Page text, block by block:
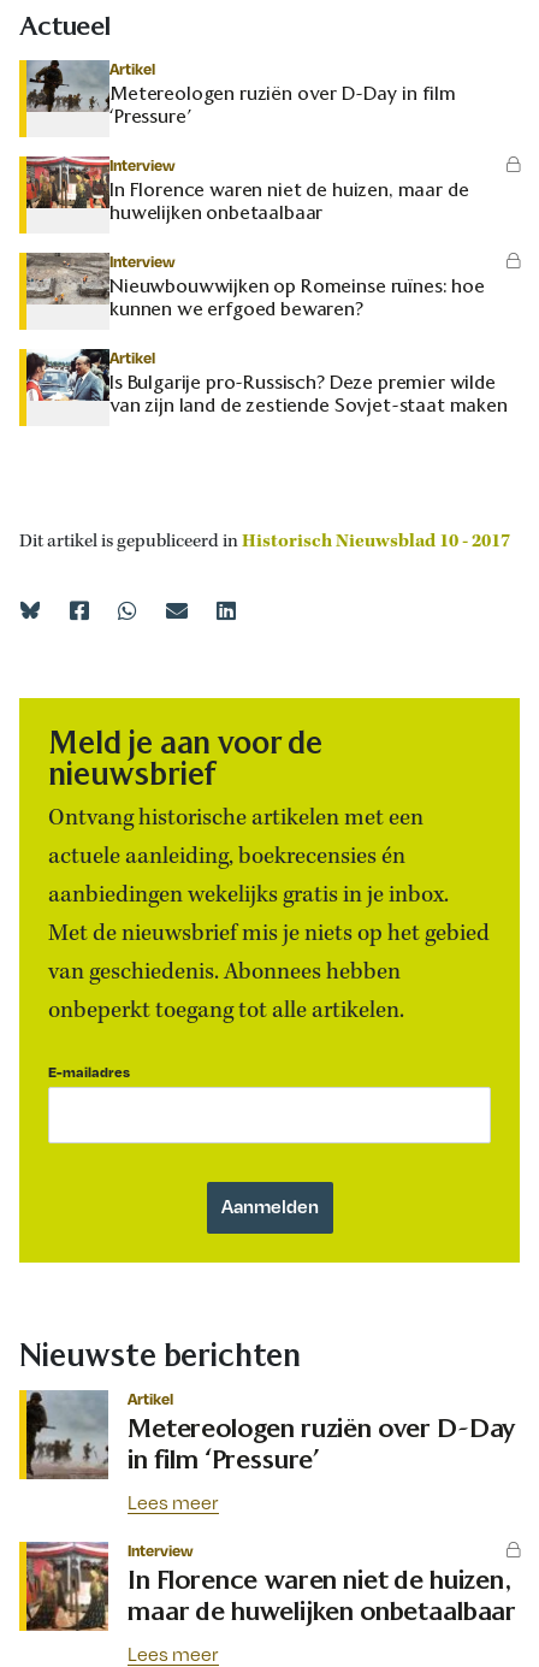
Actueel
Artikel
Metereologen ruziën over D-Day in film
‘Pressure’
Interview
In Florence waren niet de huizen, maar de
huwelijken onbetaalbaar
Interview
Nieuwbouwwijken op Romeinse ruïnes: hoe
kunnen we erfgoed bewaren?
Artikel
Is Bulgarije pro-Russisch? Deze premier wilde
van zijn land de zestiende Sovjet-staat maken
Dit artikel is gepubliceerd inHistorisch Nieuwsblad 10 - 2017
Meld je aan voor de
nieuwsbrief
Ontvang historische artikelen met een
actuele aanleiding, boekrecensies én
aanbiedingen wekelijks gratis in je inbox.
Met de nieuwsbrief mis je niets op het gebied
van geschiedenis. Abonnees hebben
onbeperkt toegang tot alle artikelen.
E-mailadres
Nieuwste berichten
Artikel
Metereologen ruziën over D-Day
in film ‘Pressure’
Lees meer
Interview
In Florence waren niet de huizen,
maar de huwelijken onbetaalbaar
Lees meer